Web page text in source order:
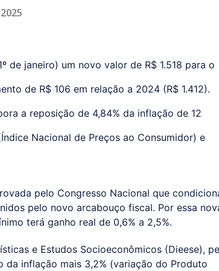
de janeiro) um novo valor de R$ 1.518 para o
de R$ 106 em relação a 2024 (R$ 1.412).
a reposição de 4,84% da inflação de 12
Nacional de Preços ao Consumidor) e
pelo Congresso Nacional que
pelo novo arcabouço fiscal. Por essa
terá ganho real de 0,6% a 2,5%.
e Estudos Socioeconômicos (Dieese),
inflação mais 3,2% (variação do Produto